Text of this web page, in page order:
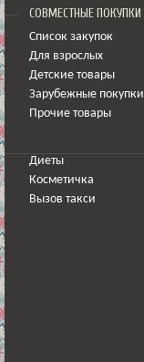
СОВМЕСТНЫЕ ПОКУПКИ
Список закупок
Для взрослых
Детские товары
Зарубежные покупки
Прочие товары
Диеты
Косметичка
Вызов такси